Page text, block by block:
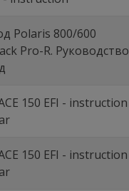
Polaris 800/600
Pro-R. Руководство
150 EFI - instruction
150 EFI - instruction